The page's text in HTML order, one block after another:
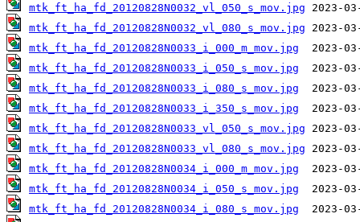
mtk_ft_ha_fd_20120828N0032_vl_050_s_mov.jpg
mtk_ft_ha_fd_20120828N0032_vl_080_s_mov.jpg
mtk_ft_ha_fd_20120828N0033_i_000_m_mov.jpg
mtk_ft_ha_fd_20120828N0033_i_050_s_mov.jpg
mtk_ft_ha_fd_20120828N0033_i_080_s_mov.jpg
mtk_ft_ha_fd_20120828N0033_i_350_s_mov.jpg
mtk_ft_ha_fd_20120828N0033_vl_050_s_mov.jpg
mtk_ft_ha_fd_20120828N0033_vl_080_s_mov.jpg
mtk_ft_ha_fd_20120828N0034_i_000_m_mov.jpg
mtk_ft_ha_fd_20120828N0034_i_050_s_mov.jpg
mtk_ft_ha_fd_20120828N0034_i_080_s_mov.jpg